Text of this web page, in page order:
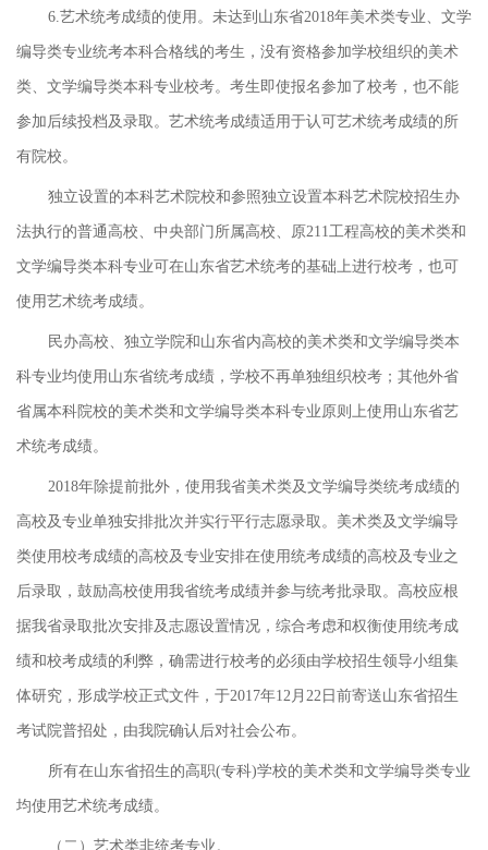
6.艺术统考成绩的使用。未达到山东省2018年美术类专业、文学
编导类专业统考本科合格线的考生，没有资格参加学校组织的美术
类、文学编导类本科专业校考。考生即使报名参加了校考，也不能
参加后续投档及录取。艺术统考成绩适用于认可艺术统考成绩的所
有院校。
独立设置的本科艺术院校和参照独立设置本科艺术院校招生办
法执行的普通高校、中央部门所属高校、原211工程高校的美术类和
文学编导类本科专业可在山东省艺术统考的基础上进行校考，也可
使用艺术统考成绩。
民办高校、独立学院和山东省内高校的美术类和文学编导类本
科专业均使用山东省统考成绩，学校不再单独组织校考；其他外省
省属本科院校的美术类和文学编导类本科专业原则上使用山东省艺
术统考成绩。
2018年除提前批外，使用我省美术类及文学编导类统考成绩的
高校及专业单独安排批次并实行平行志愿录取。美术类及文学编导
类使用校考成绩的高校及专业安排在使用统考成绩的高校及专业之
后录取，鼓励高校使用我省统考成绩并参与统考批录取。高校应根
据我省录取批次安排及志愿设置情况，综合考虑和权衡使用统考成
绩和校考成绩的利弊，确需进行校考的必须由学校招生领导小组集
体研究，形成学校正式文件，于2017年12月22日前寄送山东省招生
考试院普招处，由我院确认后对社会公布。
所有在山东省招生的高职(专科)学校的美术类和文学编导类专业
均使用艺术统考成绩。
（二）艺术类非统考专业。